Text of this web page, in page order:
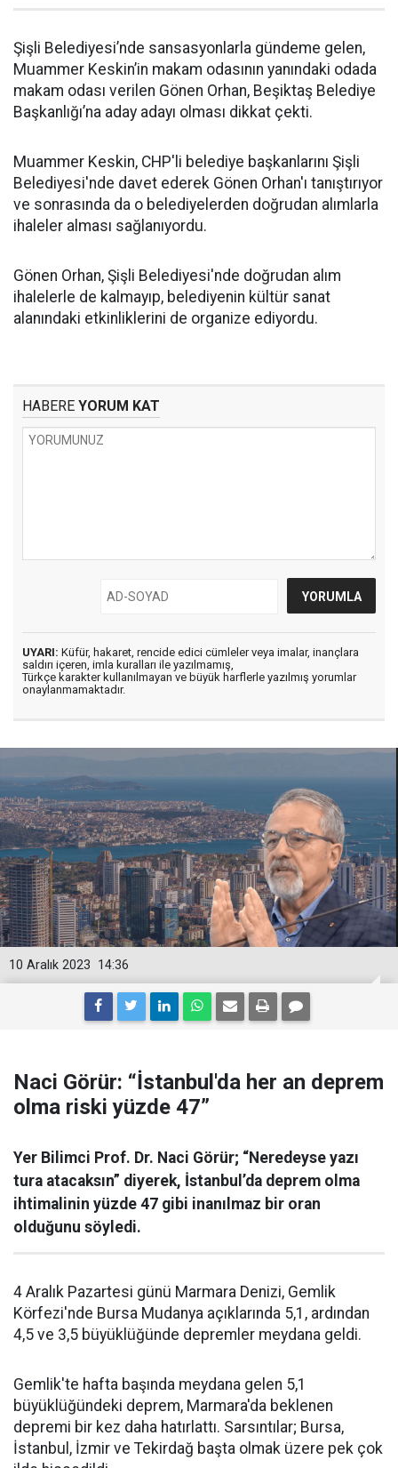
Şişli Belediyesi’nde sansasyonlarla gündeme gelen,
Muammer Keskin’in makam odasının yanındaki odada
makam odası verilen Gönen Orhan, Beşiktaş Belediye
Başkanlığı’na aday adayı olması dikkat çekti.
Muammer Keskin, CHP'li belediye başkanlarını Şişli
Belediyesi'nde davet ederek Gönen Orhan'ı tanıştırıyor
ve sonrasında da o belediyelerden doğrudan alımlarla
ihaleler alması sağlanıyordu.
Gönen Orhan, Şişli Belediyesi'nde doğrudan alım
ihalelerle de kalmayıp, belediyenin kültür sanat
alanındaki etkinliklerini de organize ediyordu.
HABERE YORUM KAT
UYARI: Küfür, hakaret, rencide edici cümleler veya imalar, inançlara
saldırı içeren, imla kuralları ile yazılmamış,
Türkçe karakter kullanılmayan ve büyük harflerle yazılmış yorumlar
onaylanmamaktadır.
14:36
10 Aralık 2023
Naci Görür: “İstanbul'da her an deprem
olma riski yüzde 47”
Yer Bilimci Prof. Dr. Naci Görür; “Neredeyse yazı
tura atacaksın” diyerek, İstanbul’da deprem olma
ihtimalinin yüzde 47 gibi inanılmaz bir oran
olduğunu söyledi.
4 Aralık Pazartesi günü Marmara Denizi, Gemlik
Körfezi'nde Bursa Mudanya açıklarında 5,1, ardından
4,5 ve 3,5 büyüklüğünde depremler meydana geldi.
Gemlik'te hafta başında meydana gelen 5,1
büyüklüğündeki deprem, Marmara'da beklenen
depremi bir kez daha hatırlattı. Sarsıntılar; Bursa,
İstanbul, İzmir ve Tekirdağ başta olmak üzere pek çok